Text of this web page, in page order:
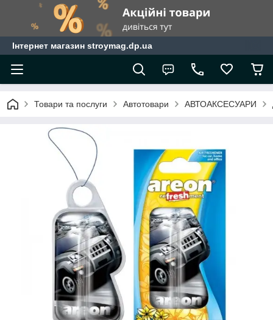
Інтернет магазин stroymag.dp.ua
Товари та послуги Автотовари АВТОАКСЕСУАРИ